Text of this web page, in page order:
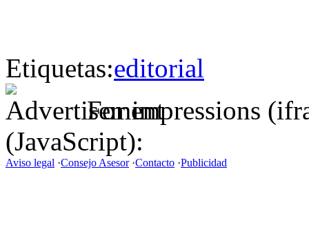
Etiquetas:editorial
For impressions
(JavaScript):
Aviso legal ·Consejo Asesor·Contacto ·Publicidad